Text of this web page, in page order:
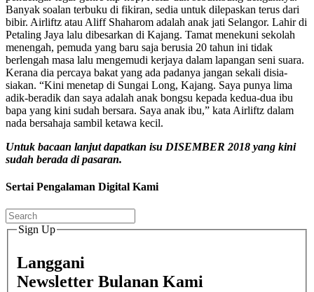
Banyak soalan terbuku di fikiran, sedia untuk dilepaskan terus dari
bibir. Airliftz atau Aliff Shaharom adalah anak jati Selangor. Lahir di
Petaling Jaya lalu dibesarkan di Kajang. Tamat menekuni sekolah
menengah, pemuda yang baru saja berusia 20 tahun ini tidak
berlengah masa lalu mengemudi kerjaya dalam lapangan seni suara.
Kerana dia percaya bakat yang ada padanya jangan sekali disia-
siakan. “Kini menetap di Sungai Long, Kajang. Saya punya lima
adik-beradik dan saya adalah anak bongsu kepada kedua-dua ibu
bapa yang kini sudah bersara. Saya anak ibu,” kata Airliftz dalam
nada bersahaja sambil ketawa kecil.
Untuk bacaan lanjut dapatkan isu DISEMBER 2018 yang kini
sudah berada di pasaran.
Sertai Pengalaman Digital Kami
Sign Up
Langgani
Newsletter Bulanan Kami